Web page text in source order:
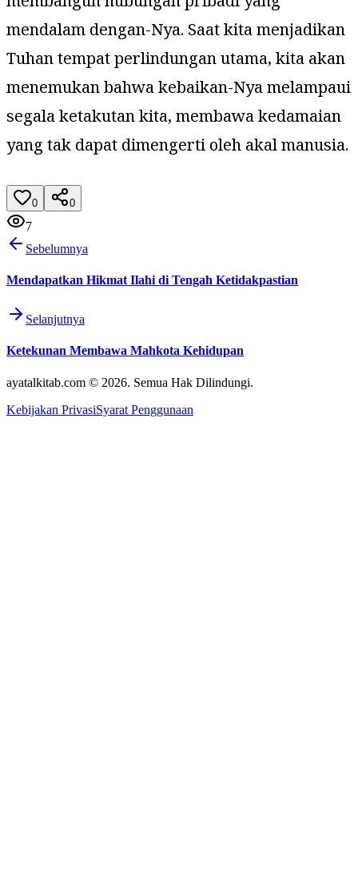
mendalam dengan-Nya. Saat kita menjadikan
Tuhan tempat perlindungan utama, kita akan
menemukan bahwa kebaikan-Nya melampaui
segala ketakutan kita, membawa kedamaian
yang tak dapat dimengerti oleh akal manusia.
0 0
7
Sebelumnya
Mendapatkan Hikmat Ilahi di Tengah Ketidakpastian
Selanjutnya
Ketekunan Membawa Mahkota Kehidupan
ayatalkitab.com © 2026. Semua Hak Dilindungi.
Kebijakan PrivasiSyarat Penggunaan